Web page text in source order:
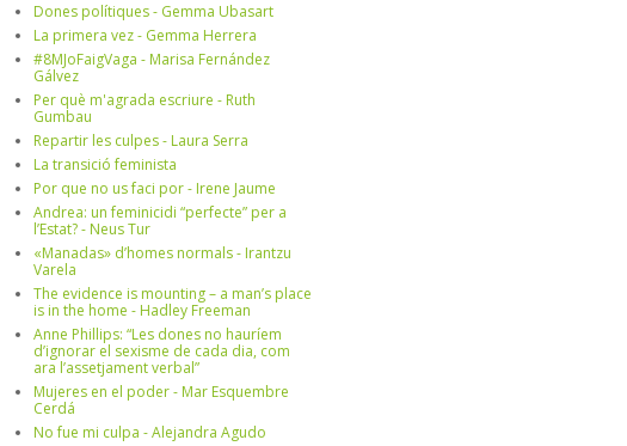
Dones polítiques - Gemma Ubasart
La primera vez - Gemma Herrera
#8MJoFaigVaga - Marisa Fernández
Gálvez
Per què m'agrada escriure - Ruth
Gumbau
Repartir les culpes - Laura Serra
La transició feminista
Por que no us faci por - Irene Jaume
Andrea: un feminicidi “perfecte” per a
l’Estat? - Neus Tur
«Manadas» d’homes normals - Irantzu
Varela
The evidence is mounting – a man’s place
is in the home - Hadley Freeman
Anne Phillips: “Les dones no hauríem
d’ignorar el sexisme de cada dia, com
ara l’assetjament verbal”
Mujeres en el poder - Mar Esquembre
Cerdá
No fue mi culpa - Alejandra Agudo